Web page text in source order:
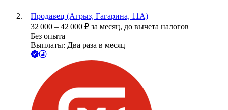
Продавец (Агрыз, Гагарина, 11А)
32 000 – 42 000 ₽ за месяц, до вычета налогов
Без опыта
Выплаты: Два раза в месяц